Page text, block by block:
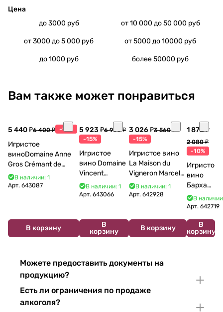
Цена
до 3000 руб
от 10 000 до 50 000 руб
от 3000 до 5 000 руб от 5000 до 10000 руб
до 1000 руб более 50000 руб
Вам также может понравиться
5 440 ₽6 400 ₽ -15%
Игристое
виноDomaine Anne
Gros Crémant de
Bourgogne La Fun en
Bulles Chardonnay et
В наличии: 1
Арт. 643087
В корзину
5 923 ₽6 968 ₽
-15%
Игристое
вино Domaine
Vincent
Bouzereau
Crémant de
В наличии: 1
Арт.643066
В
корзину
3 026 ₽3 560 ₽
-15%
Игристое вино
La Maison du
Vigneron Marcel
Cabelier Cremant
du Jura
В наличии: 1
Арт. 642928
В корзину
1 872 ₽
2 080 ₽
-10%
Игристое
вино
Бархат
Остров
2025
В
Арт.642719
В
корзину
Можете предоставить документы на
продукцию?
Есть ли ограничения по продаже
алкоголя?